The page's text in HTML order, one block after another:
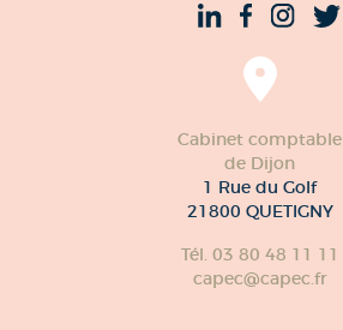
Cabinet comptable
de Dijon
1 Rue du Golf
21800 QUETIGNY
Tél. 03 80 48 11 11
capec@capec.fr